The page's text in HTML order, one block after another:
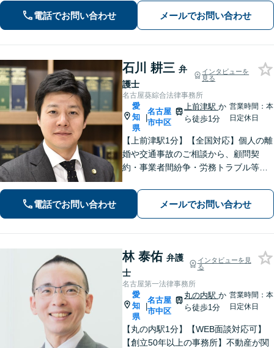
労務トラブル対応／就業規則の作成／
知的財産権／クレーム対応など迅速に
解決。【費用は事前提示】
電話でお問い合わせ メールでお問い合わせ
石川 耕三 弁
護士
インタビューを
見る
名古屋葵綜合法律事務所
愛
知
県
|
名古屋
市中区
上前津駅か
ら徒歩1分
営業時間：本
日定休日
【上前津駅1分】【全国対応】個人の離
婚や交通事故のご相談から、顧問契
約・事業者間紛争・労務トラブル等ま
を中心に東海地方全域からご相談を承
っております。【夜間面談可能】【オ
ンライン相談可能】
電話でお問い合わせ メールでお問い合わせ
林 泰佑 弁護
士
インタビューを見
る
名古屋第一法律事務所
愛
知
県
|
名古屋
市中区
丸の内駅か
ら徒歩1分
営業時間：本
日定休日
【丸の内駅1分】【WEB面談対応可】
【創立50年以上の事務所】不動産が関